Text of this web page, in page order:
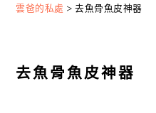
雲爸的私處 >去魚骨魚皮神器
去魚骨魚皮神器